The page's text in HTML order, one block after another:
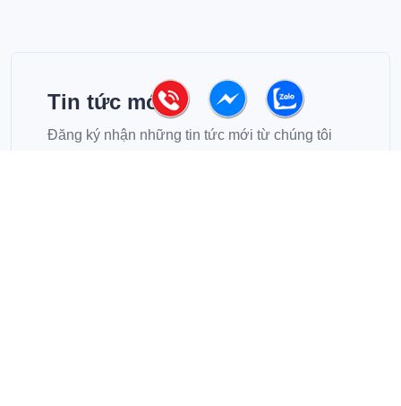
Tin tức mới
Đăng ký nhận những tin tức mới từ chúng tôi